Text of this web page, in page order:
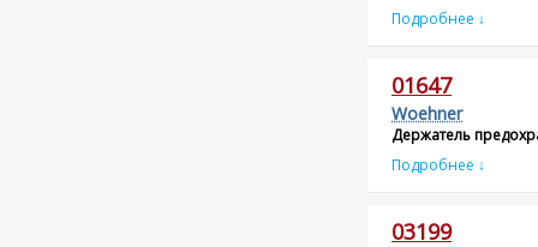
Подробнее ↓
01647
Woehner
Держатель
Подробнее ↓
03199